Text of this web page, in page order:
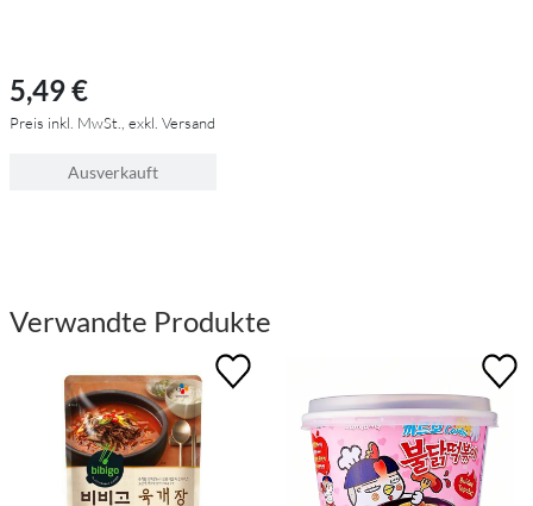
5,49 €
Preis inkl. MwSt., exkl. Versand
Ausverkauft
Verwandte Produkte